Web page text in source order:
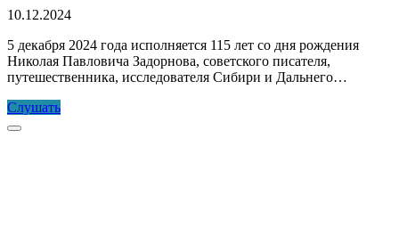
10.12.2024
5 декабря 2024 года исполняется 115 лет со дня рождения
Николая Павловича Задорнова, советского писателя,
путешественника, исследователя Сибири и Дальнего…
СлушатьЛетопись
Прокрутка